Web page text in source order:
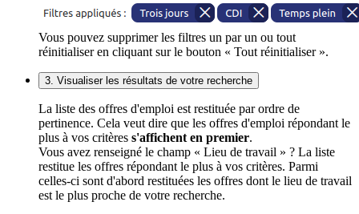
Vous pouvez supprimer les filtres un par un ou tout
réinitialiser en cliquant sur le bouton « Tout réinitialiser ».
3. Visualiser les résultats de votre recherche
La liste des offres d'emploi est restituée par ordre de
pertinence. Cela veut dire que les offres d'emploi répondant le
plus à vos critères s'affichent en premier.
Vous avez renseigné le champ « Lieu de travail » ? La liste
restitue les offres répondant le plus à vos critères. Parmi
celles-ci sont d'abord restituées les offres dont le lieu de travail
est le plus proche de votre recherche.